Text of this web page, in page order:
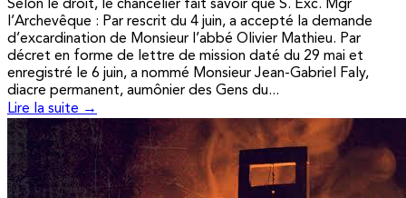
Selon le droit, le chancelier fait savoir que S. Exc. Mgr
l’Archevêque : Par rescrit du 4 juin, a accepté la demande
d’excardination de Monsieur l’abbé Olivier Mathieu. Par
décret en forme de lettre de mission daté du 29 mai et
enregistré le 6 juin, a nommé Monsieur Jean-Gabriel Faly,
diacre permanent, aumônier des Gens du...
Lire la suite →